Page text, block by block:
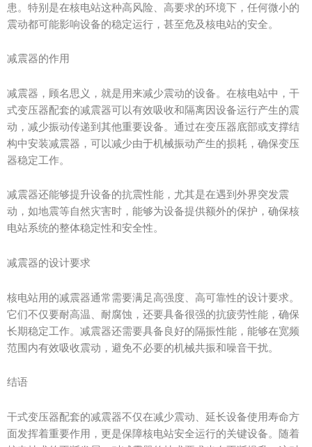
患。特别是在核电站这种高风险、高要求的环境下，任何微小的
震动都可能影响设备的稳定运行，甚至危及核电站的安全。
减震器的作用
减震器，顾名思义，就是用来减少震动的设备。在核电站中，干
式变压器配套的减震器可以有效吸收和隔离因设备运行产生的震
动，减少振动传递到其他重要设备。通过在变压器底部或支撑结
构中安装减震器，可以减少由于机械振动产生的损耗，确保变压
器稳定工作。
减震器还能够提升设备的抗震性能，尤其是在遇到外界突发震
动，如地震等自然灾害时，能够为设备提供额外的保护，确保核
电站系统的整体稳定性和安全性。
减震器的设计要求
核电站用的减震器通常需要满足高强度、高可靠性的设计要求。
它们不仅要耐高温、耐腐蚀，还要具备很强的抗疲劳性能，确保
长期稳定工作。减震器还需要具备良好的隔振性能，能够在宽频
范围内有效吸收震动，避免不必要的机械共振和噪音干扰。
结语
干式变压器配套的减震器不仅在减少震动、延长设备使用寿命方
面发挥着重要作用，更是保障核电站安全运行的关键设备。随着